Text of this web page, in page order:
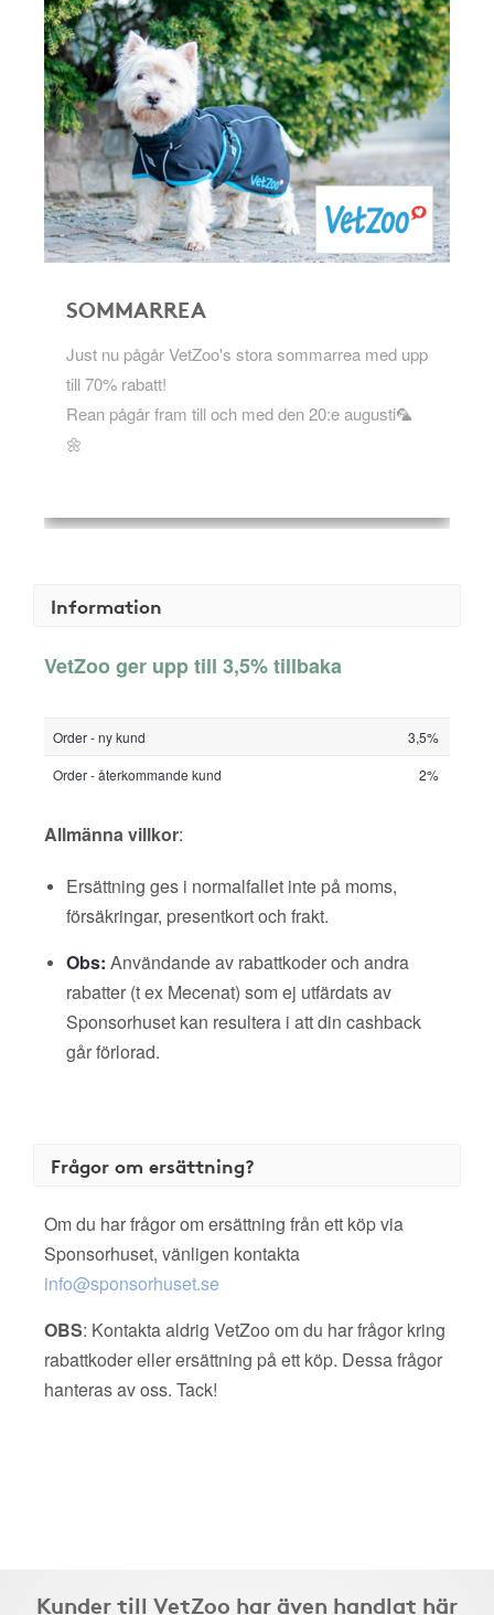
SOMMARREA
Just nu pågår VetZoo's stora sommarrea med upp
till 70% rabatt!
Rean pågår fram till och med den 20:e augusti🦜
🌼
Information
VetZoo ger upp till 3,5% tillbaka
Order - ny kund
3,5%
Order - återkommande kund
2%
Allmänna villkor:
Ersättning ges i normalfallet inte på moms,
försäkringar, presentkort och frakt.
Obs: Användande av rabattkoder och andra
rabatter (t ex Mecenat) som ej utfärdats av
Sponsorhuset kan resultera i att din cashback
går förlorad.
Frågor om ersättning?
Om du har frågor om ersättning från ett köp via
Sponsorhuset, vänligen kontakta
info@sponsorhuset.se
OBS: Kontakta aldrig VetZoo om du har frågor kring
rabattkoder eller ersättning på ett köp. Dessa frågor
hanteras av oss. Tack!
Kunder till VetZoo har även handlat här